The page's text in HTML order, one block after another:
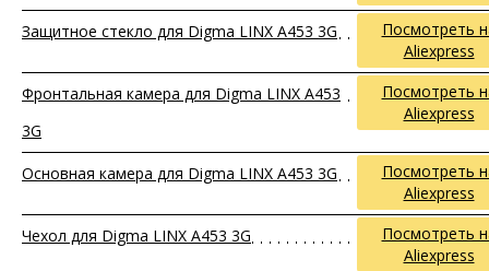
Защитное стекло для Digma LINX A453 3G
Посмотреть
Aliexpress
Фронтальная камера для Digma LINX A453
3G
Посмотреть
Aliexpress
Основная камера для Digma LINX A453 3G
Посмотреть
Aliexpress
Чехол для Digma LINX A453 3G
Посмотреть
Aliexpress